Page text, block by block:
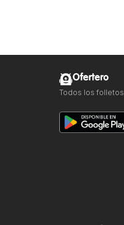
Ofertero
Todos los